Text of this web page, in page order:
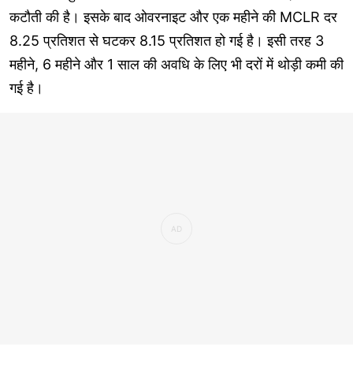
कटौती की है। इसके बाद ओवरनाइट और एक महीने की MCLR दर
8.25 प्रतिशत से घटकर 8.15 प्रतिशत हो गई है। इसी तरह 3
महीने, 6 महीने और 1 साल की अवधि के लिए भी दरों में थोड़ी कमी की
गई है।